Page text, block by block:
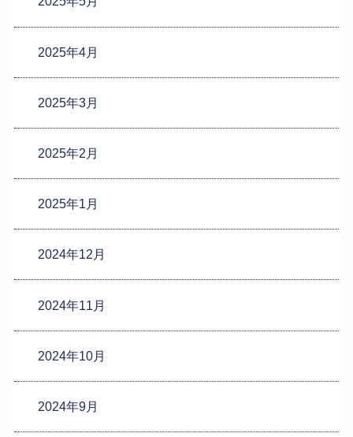
2025年4月
2025年3月
2025年2月
2025年1月
2024年12月
2024年11月
2024年10月
2024年9月